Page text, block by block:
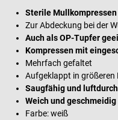
Sterile Mullkompressen
Zur Abdeckung bei der
Auch als OP-Tupfer
Kompressen mit
Mehrfach gefaltet
Aufgeklappt in
Saugfähig und
Weich und geschmeidig
Farbe: weiß